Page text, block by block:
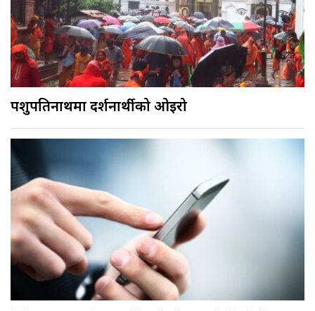
पशुपतिनाथमा दर्शनार्थीको ओइरो